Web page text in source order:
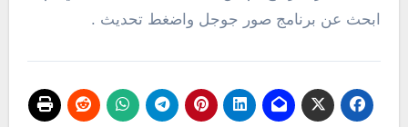
ابحث عن برنامج صور جوجل واضغط تحديث .